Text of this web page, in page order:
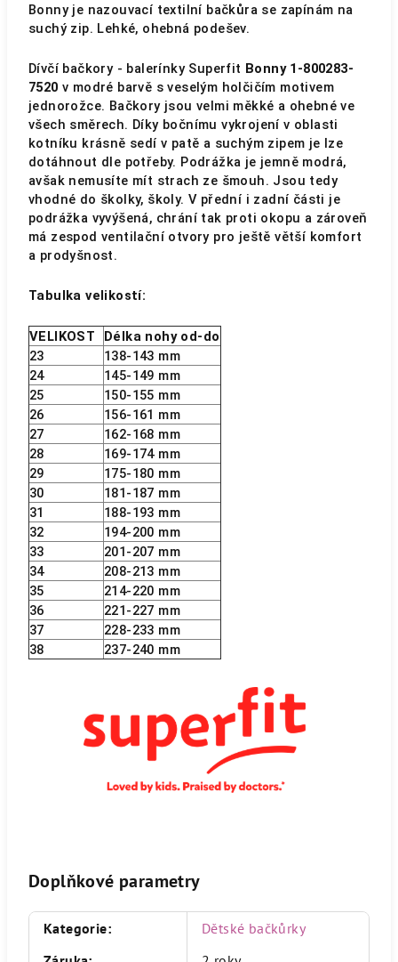
Bonny je nazouvací textilní bačkůra se zapínám na
suchý zip. Lehké, ohebná podešev.
Dívčí bačkory - balerínky Superfit Bonny 1-800283-
7520 v modré barvě s veselým holčičím motivem
jednorožce. Bačkory jsou velmi měkké a ohebné ve
všech směrech. Díky bočnímu vykrojení v oblasti
kotníku krásně sedí v patě a suchým zipem je lze
dotáhnout dle potřeby. Podrážka je jemně modrá,
avšak nemusíte mít strach ze šmouh. Jsou tedy
vhodné do školky, školy. V přední i zadní části je
podrážka vyvýšená, chrání tak proti okopu a zároveň
má zespod ventilační otvory pro ještě větší komfort
a prodyšnost.
Tabulka velikostí:
VELIKOST
Délka nohy od-do
23
138-143 mm
24
145-149 mm
25
150-155 mm
26
156-161 mm
27
162-168 mm
28
169-174 mm
29
175-180 mm
30
181-187 mm
31
188-193 mm
32
194-200 mm
33
201-207 mm
34
208-213 mm
35
214-220 mm
36
221-227 mm
37
228-233 mm
38
237-240 mm
Doplňkové parametry
Kategorie:
Dětské bačkůrky